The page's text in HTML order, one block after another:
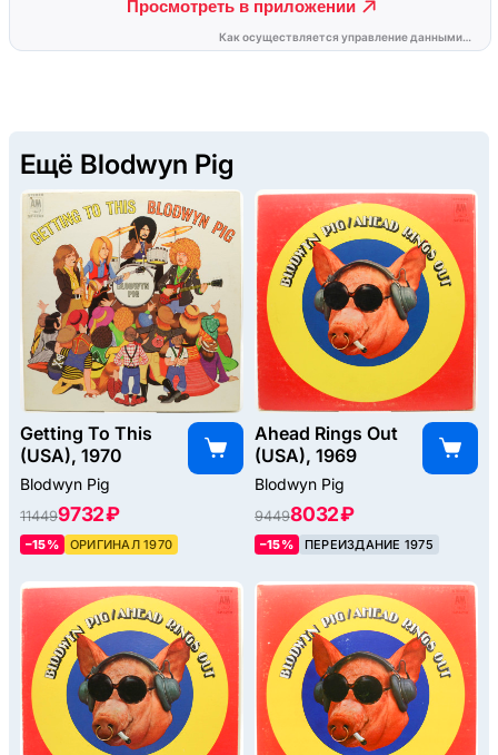
Ещё Blodwyn Pig
Getting To This
(USA), 1970
Blodwyn Pig
114499732 ₽
–15% ОРИГИНАЛ 1970
Ahead Rings Out
(USA), 1969
Blodwyn Pig
94498032 ₽
–15% ПЕРЕИЗДАНИЕ 1975